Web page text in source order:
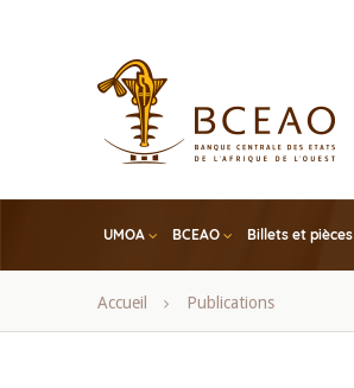
UMOA BCEAO Billets et pièces
Fil
Accueil Publications